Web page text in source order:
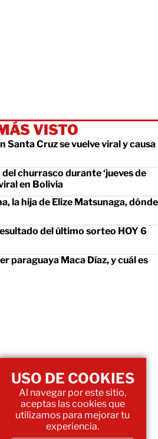
VISTO
Santa Cruz se vuelve viral y causa
churrasco durante ‘jueves de
en Bolivia
la hija de Elize Matsunaga, dónde
del último sorteo HOY 6
paraguaya Maca Díaz, y cuál es
USO DE COOKIES
Al navegar por este sitio,
aceptas las cookies que
utilizamos para mejorar tu
experiencia.